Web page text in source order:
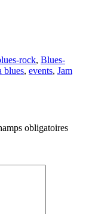
rock, Blues-
blues, events, Jam
obligatoires